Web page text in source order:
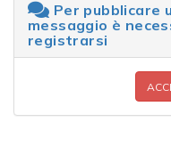
Per pubblicare
messaggio è
registrarsi